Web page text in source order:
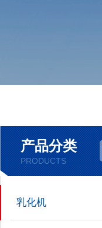
产品分类
PRODUCTS
乳化机